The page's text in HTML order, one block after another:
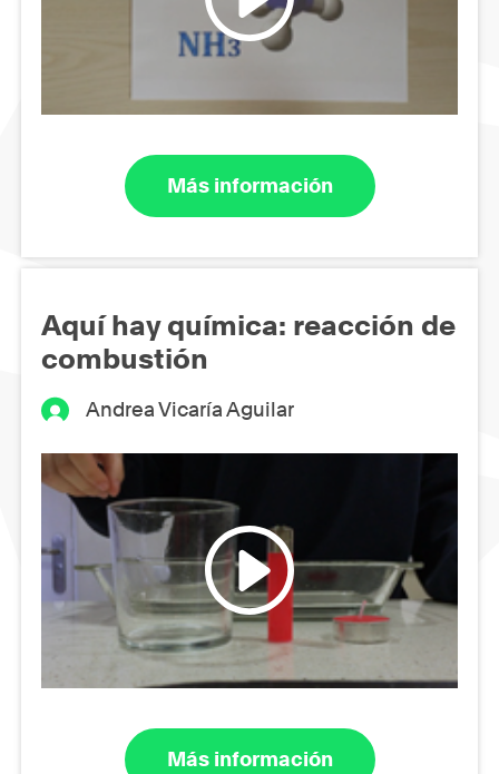
Más información
Aquí hay química: reacción de
combustión
Andrea Vicaría Aguilar
Más información